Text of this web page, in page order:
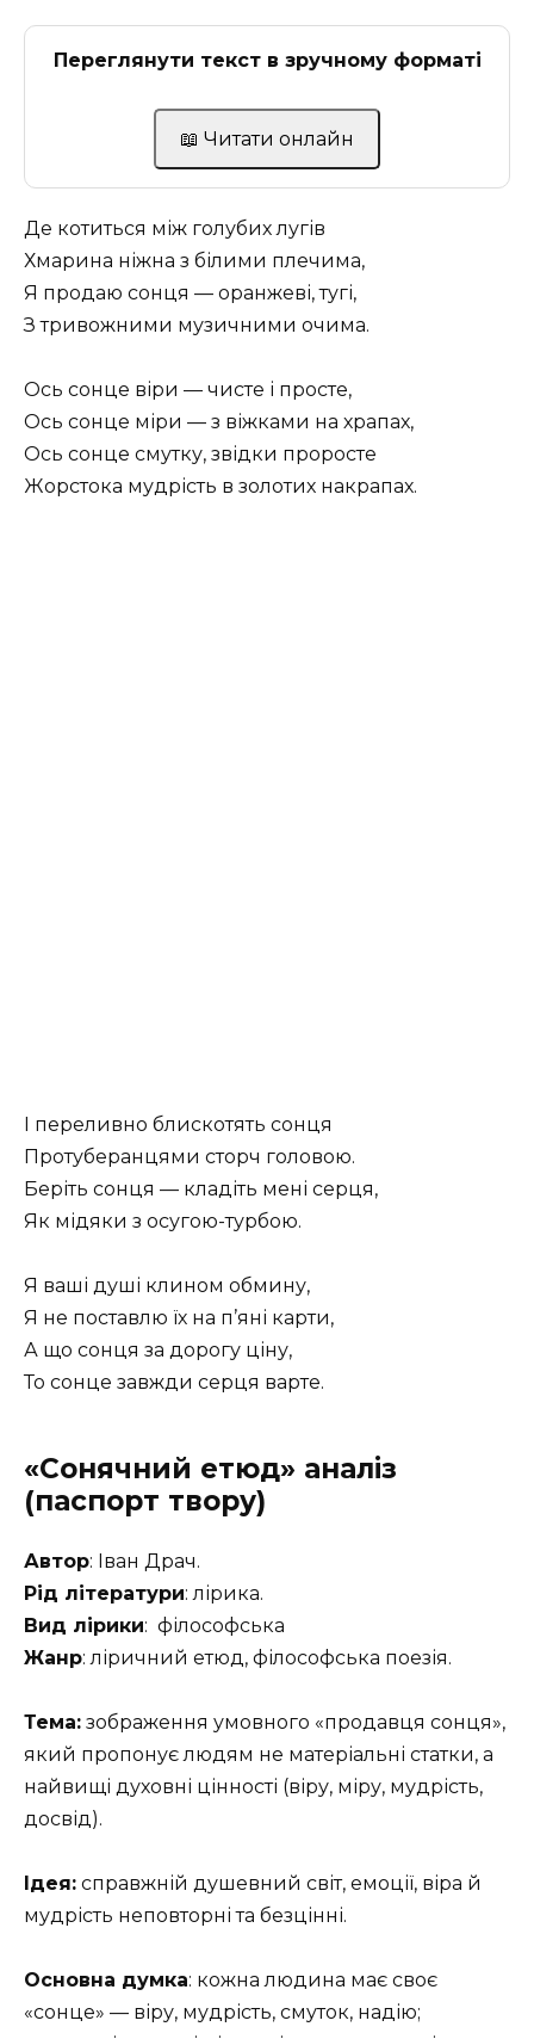
Переглянути текст в зручному форматі
📖 Читати онлайн
Де котиться між голубих лугів
Хмарина ніжна з білими плечима,
Я продаю сонця — оранжеві, тугі,
З тривожними музичними очима.
Ось сонце віри — чисте і просте,
Ось сонце міри — з віжками на храпах,
Ось сонце смутку, звідки проросте
Жорстока мудрість в золотих накрапах.
І переливно блискотять сонця
Протуберанцями сторч головою.
Беріть сонця — кладіть мені серця,
Як мідяки з осугою-турбою.
Я ваші душі клином обмину,
Я не поставлю їх на п’яні карти,
А що сонця за дорогу ціну,
То сонце завжди серця варте.
«Сонячний етюд» аналіз
(паспорт твору)
Автор: Іван Драч.
Рід літератури: лірика.
Вид лірики: філософська
Жанр: ліричний етюд, філософська поезія.
Тема: зображення умовного «продавця сонця»,
який пропонує людям не матеріальні статки, а
найвищі духовні цінності (віру, міру, мудрість,
досвід).
Ідея: справжній душевний світ, емоції, віра й
мудрість неповторні та безцінні.
Основна думка: кожна людина має своє
«сонце» — віру, мудрість, смуток, надію;